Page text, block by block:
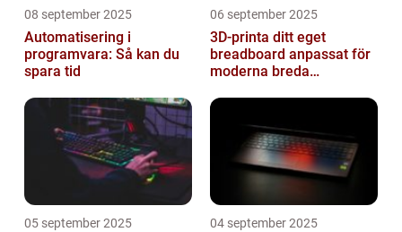
08 september 2025
Automatisering i
programvara: Så kan du
spara tid
06 september 2025
3D-printa ditt eget
breadboard anpassat för
moderna breda
05 september 2025 04 september 2025